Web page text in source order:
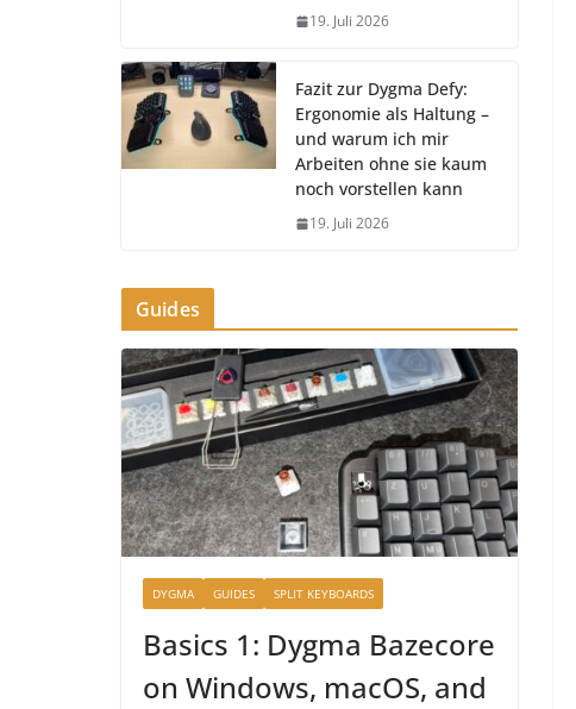
19. Juli 2026
Fazit zur Dygma Defy:
Ergonomie als Haltung –
und warum ich mir
Arbeiten ohne sie kaum
noch vorstellen kann
19. Juli 2026
Guides
DYGMA GUIDES SPLIT KEYBOARDS
Basics 1: Dygma Bazecore
on Windows, macOS, and